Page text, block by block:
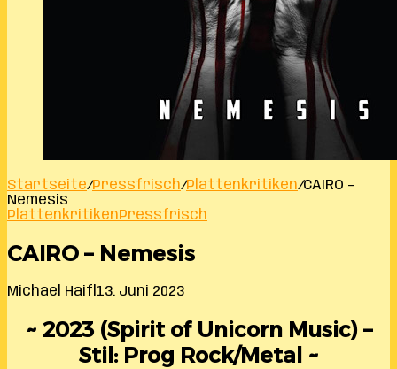
Startseite/Pressfrisch/Plattenkritiken/CAIRO –
Nemesis
PlattenkritikenPressfrisch
CAIRO – Nemesis
Michael Haifl 13. Juni 2023
~ 2023 (Spirit of Unicorn Music) –
Stil: Prog Rock/Metal ~